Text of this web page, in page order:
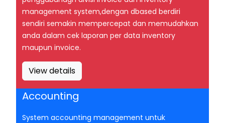
management system,dengan dbased berdiri
sendiri semakin mempercepat dan memudahkan
anda dalam cek laporan per data inventory
maupun invoice.
View details
Accounting
System accounting management untuk